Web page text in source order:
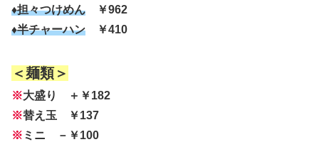
♦担々つけめん ￥962
♦半チャーハン ￥410
＜麺類＞
※大盛り ＋￥182
※替え玉 ￥137
※ ミニ －￥100